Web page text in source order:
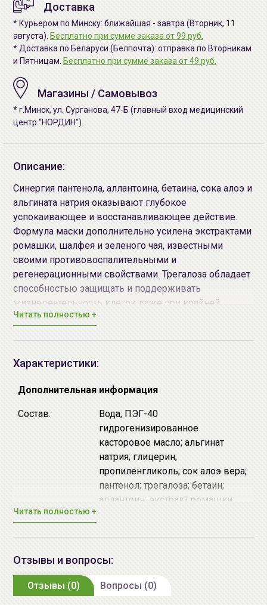
Доставка
* Курьером по Минску: ближайшая - завтра (Вторник, 11
августа). Бесплатно при сумме заказа от 99 руб.
* Доставка по Беларуси (Белпочта): отправка по Вторникам
и Пятницам. Бесплатно при сумме заказа от 49 руб.
Магазины / Самовывоз
* г.Минск, ул. Сурганова, 47-Б (главный вход медицинский
центр “НОРДИН”).
Описание:
Синергия пантенола, аллантоина, бетаина, сока алоэ и
альгината натрия оказывают глубокое
успокаивающее и восстанавливающее действие.
Формула маски дополнительно усилена экстрактами
ромашки, шалфея и зеленого чая, известными
своими противовоспалительными и
регенерационными свойствами. Трегалоза обладает
способностью защищать и поддерживать
жизнедеятельность клеток даже при крайней
степени обезвоживания.
Способ применения:Нанести маску на
и губ. Оставить на 10-15мин. Смыть большим
количеством теплой воды. Для завершения ухода
нанести
и/или крем
AiliCode.
Читать полностью +
Характеристики:
Дополнительная информация
Состав:
Вода; ПЭГ-40
гидрогенизированное
касторовое масло; альгинат
натрия; глицерин;
пропиленгликоль; сок алоэ вера;
пантенол; трегалоза; бетаин;
аллантоин; экстракт ромашки;
метилхлороизотиазолинон;
Дата
см. на упаковке (мм/гг)
Читать полностью +
Отзывы и вопросы:
Отзывы (0) Вопросы (0)